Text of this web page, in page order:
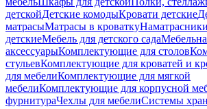
детскойДетские комодыКровати детские
матрасыМатрасы в кроватку
детскиеМебель для детского сада
аксессуарыКомплектующие для столов
стульевКомплектующие для кроватей и
для мебелиКомплектующие для мягкой
мебелиКомплектующие для корпусной
фурнитураЧехлы для мебелиСистемы